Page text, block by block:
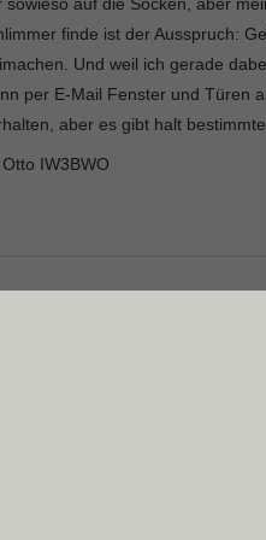
finde ist der Ausspruch:
Und weil ich gerade
per E-Mail Fenster und Türen
aber es gibt halt
IW3BWO